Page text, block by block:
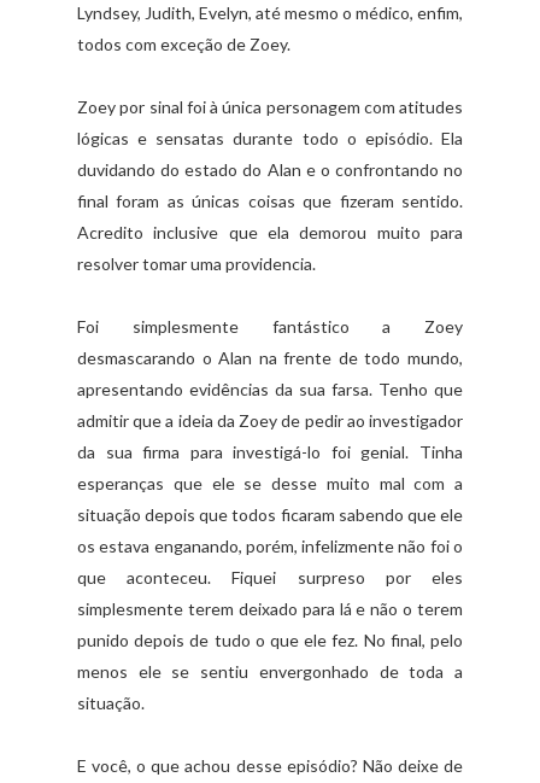
Lyndsey, Judith, Evelyn, até mesmo o médico, enfim,
todos com exceção de Zoey.
Zoey por sinal foi à única personagem com atitudes
lógicas e sensatas durante todo o episódio. Ela
duvidando do estado do Alan e o confrontando no
final foram as únicas coisas que fizeram sentido.
Acredito inclusive que ela demorou muito para
resolver tomar uma providencia.
Foi simplesmente fantástico a Zoey
desmascarando o Alan na frente de todo mundo,
apresentando evidências da sua farsa. Tenho que
admitir que a ideia da Zoey de pedir ao investigador
da sua firma para investigá-lo foi genial. Tinha
esperanças que ele se desse muito mal com a
situação depois que todos ficaram sabendo que ele
os estava enganando, porém, infelizmente não foi o
que aconteceu. Fiquei surpreso por eles
simplesmente terem deixado para lá e não o terem
punido depois de tudo o que ele fez. No final, pelo
menos ele se sentiu envergonhado de toda a
situação.
E você, o que achou desse episódio? Não deixe de